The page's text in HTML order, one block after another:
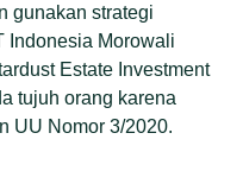
gunakan strategi
Indonesia Morowali
Estate Investment
tujuh orang karena
UU Nomor 3/2020.